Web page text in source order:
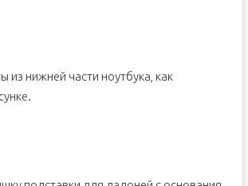
из нижней части ноутбука, как